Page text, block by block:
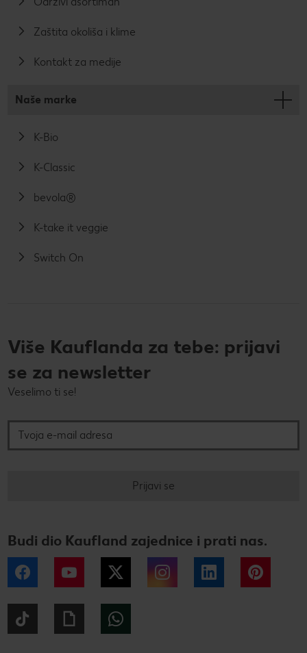
Zaštita okoliša i klime
Kontakt za medije
Naše marke
K-Bio
K-Classic
bevola®
K-take it veggie
Switch On
Više Kauflanda za tebe: prijavi
se za newsletter
Veselimo ti se!
Prijavi se
Budi dio Kaufland zajednice i prati nas.
Facebook YouTube Twitter Instagram LinkedIn
Giphy